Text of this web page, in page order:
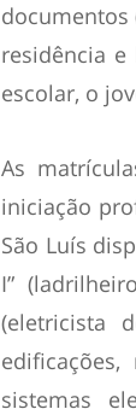
documentos
residência
escolar, o
As
iniciação
São Luís
I”
(eletricista
sistemas